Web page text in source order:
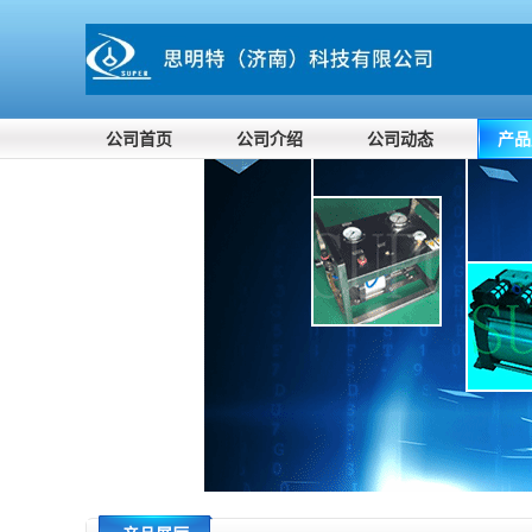
公司首页 公司介绍 公司动态 产